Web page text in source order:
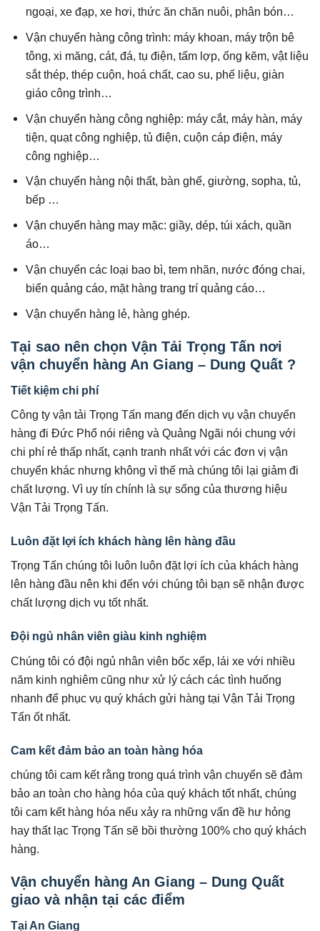
ngoại, xe đạp, xe hơi, thức ăn chăn nuôi, phân bón…
Vận chuyển hàng công trình: máy khoan, máy trộn bê
tông, xi măng, cát, đá, tụ điện, tấm lợp, ống kẽm, vật liệu
sắt thép, thép cuộn, hoá chất, cao su, phế liệu, giàn
giáo công trình…
Vận chuyển hàng công nghiệp: máy cắt, máy hàn, máy
tiện, quạt công nghiệp, tủ điện, cuộn cáp điện, máy
công nghiệp…
Vận chuyển hàng nội thất, bàn ghế, giường, sopha, tủ,
bếp …
Vận chuyển hàng may mặc: giầy, dép, túi xách, quần
áo…
Vận chuyển các loại bao bì, tem nhãn, nước đóng chai,
biển quảng cáo, mặt hàng trang trí quảng cáo…
Vận chuyển hàng lẻ, hàng ghép.
Tại sao nên chọn Vận Tải Trọng Tấn nơi
vận chuyển hàng An Giang – Dung Quất ?
Tiết kiệm chi phí
Công ty vận tải Trọng Tấn mang đến dịch vụ vận chuyển
hàng đi Đức Phổ nói riêng và Quảng Ngãi nói chung với
chi phí rẻ thấp nhất, cạnh tranh nhất với các đơn vị vận
chuyển khác nhưng không vì thế mà chúng tôi lại giảm đi
chất lượng. Vì uy tín chính là sự sống của thương hiệu
Vận Tải Trọng Tấn.
Luôn đặt lợi ích khách hàng lên hàng đầu
Trọng Tấn chúng tôi luôn luôn đặt lợi ích của khách hàng
lên hàng đầu nên khi đến với chúng tôi bạn sẽ nhận được
chất lượng dịch vụ tốt nhất.
Đội ngủ nhân viên giàu kinh nghiệm
Chúng tôi có đội ngủ nhân viên bốc xếp, lái xe với nhiều
năm kinh nghiêm cũng như xử lý cách các tình huống
nhanh để phục vụ quý khách gửi hàng tại Vận Tải Trọng
Tấn ốt nhất.
Cam kết đảm bảo an toàn hàng hóa
chúng tôi cam kết rằng trong quá trình vận chuyển sẽ đảm
bảo an toàn cho hàng hóa của quý khách tốt nhất, chúng
tôi cam kết hàng hóa nếu xảy ra những vấn đề hư hỏng
hay thất lạc Trọng Tấn sẽ bồi thường 100% cho quý khách
hàng.
Vận chuyển hàng An Giang – Dung Quất
giao và nhận tại các điểm
Tại An Giang